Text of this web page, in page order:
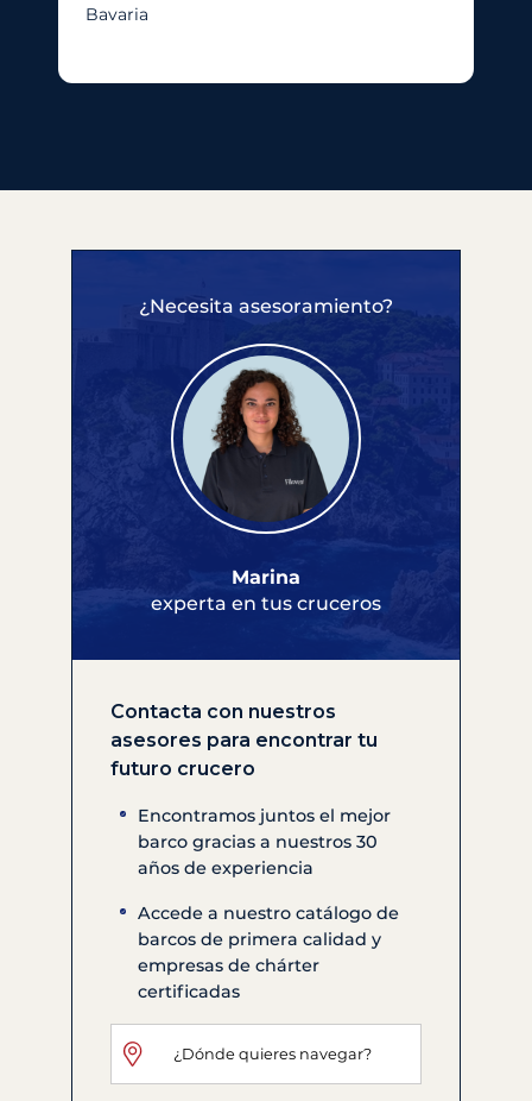
Bavaria
¿Necesita asesoramiento?
Marina
experta en tus cruceros
Contacta con nuestros
asesores para encontrar tu
futuro crucero
Encontramos juntos el mejor
barco gracias a nuestros 30
años de experiencia
Accede a nuestro catálogo de
barcos de primera calidad y
empresas de chárter
certificadas